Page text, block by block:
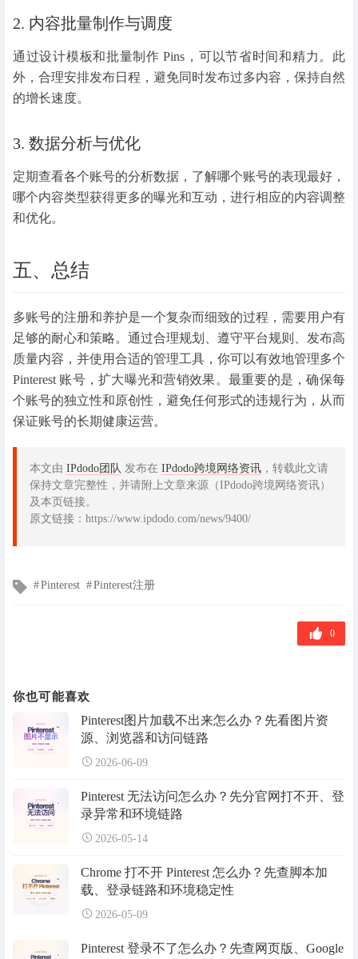
2. 内容批量制作与调度
通过设计模板和批量制作 Pins，可以节省时间和精力。此
外，合理安排发布日程，避免同时发布过多内容，保持自然
的增长速度。
3. 数据分析与优化
定期查看各个账号的分析数据，了解哪个账号的表现最好，
哪个内容类型获得更多的曝光和互动，进行相应的内容调整
和优化。
五、总结
多账号的注册和养护是一个复杂而细致的过程，需要用户有
足够的耐心和策略。通过合理规划、遵守平台规则、发布高
质量内容，并使用合适的管理工具，你可以有效地管理多个
Pinterest 账号，扩大曝光和营销效果。最重要的是，确保每
个账号的独立性和原创性，避免任何形式的违规行为，从而
保证账号的长期健康运营。
本文由 IPdodo团队 发布在 IPdodo跨境网络资讯 ，转载此文请
保持文章完整性，并请附上文章来源（IPdodo跨境网络资讯）
及本页链接。
原文链接：https://www.ipdodo.com/news/9400/
文Pinterest Pinterest注册
0
你也可能喜欢
Pinterest图片加载不出来怎么办？先看图片资
源、浏览器和访问链路
2026-06-09
Pinterest 无法访问怎么办？先分官网打不开、登
录异常和环境链路
2026-05-14
Chrome 打不开 Pinterest 怎么办？先查脚本加
载、登录链路和环境稳定性
2026-05-09
Pinterest 登录不了怎么办？先查网页版、Google